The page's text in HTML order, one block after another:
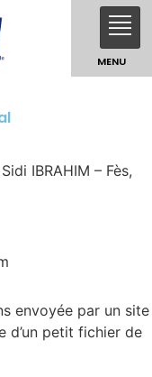
MENU
IBRAHIM – Fès,
envoyée par un site
d’un petit fichier de